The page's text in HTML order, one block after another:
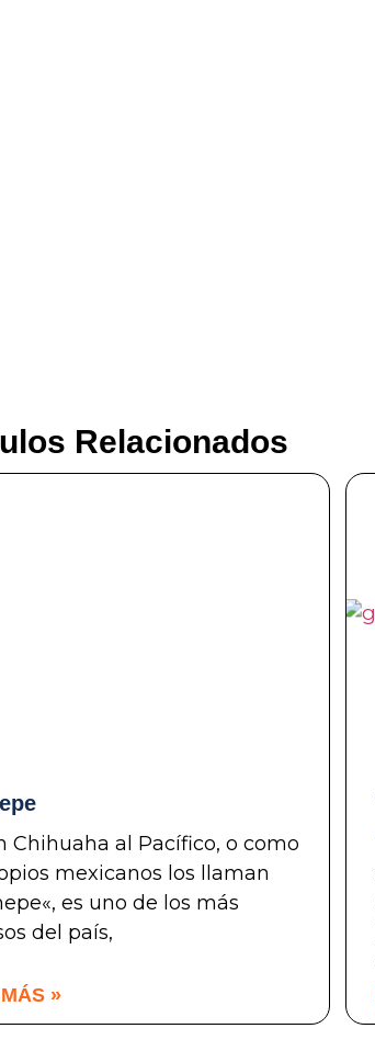
Relacionados
Chihuaha al Pacífico, o como
mexicanos los llaman
es uno de los más
del país,
»